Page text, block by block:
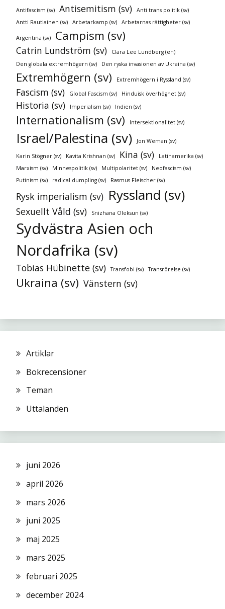
Antifascism (sv) Antisemitism (sv)
Anti trans politik (sv)
Antti Rautiainen (sv)
Arbetarkamp (sv) Arbetarnas rättigheter (sv)
Argentina (sv) Campism (sv)
Catrin Lundström (sv)
Clara Lee Lundberg (en)
Den globala extremhögern (sv)
Den ryska invasionen av Ukraina (sv)
Extremhögern (sv) Extremhögern i Ryssland (sv)
Fascism (sv) Global Fascism (sv) Hinduisk överhöghet (sv)
Historia (sv) Imperialism (sv) Indien (sv)
Internationalism (sv) Intersektionalitet (sv)
Israel/Palestina (sv) Jon Weman (sv)
Karin Stögner (sv) Kavita Krishnan (sv) Kina (sv)
Latinamerika (sv)
Marxism (sv)
Minnespolitik (sv) Multipolaritet (sv)
Neofascism (sv)
Putinism (sv)
radical dumpling (sv) Rasmus Fleischer (sv)
Rysk imperialism (sv) Ryssland (sv)
Sexuellt Våld (sv) Snizhana Oleksun (sv)
Sydvästra Asien och
Nordafrika (sv)
Tobias Hübinette (sv) Transfobi (sv) Transrörelse (sv)
Ukraina (sv) Vänstern (sv)
Artiklar
Bokrecensioner
Teman
Uttalanden
juni 2026
april 2026
mars 2026
juni 2025
maj 2025
mars 2025
februari 2025
december 2024